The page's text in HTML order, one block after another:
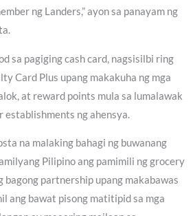
ng Landers,” ayon sa panayam ng
sa pagiging cash card, nagsisilbi ring
Card Plus upang makakuha ng mga
at reward points mula sa lumalawak
establishments ng ahensya.
na malaking bahagi ng buwanang
Pilipino ang pamimili ng grocery
bagong partnership upang makabawas
ang bawat pisong matitipid sa mga